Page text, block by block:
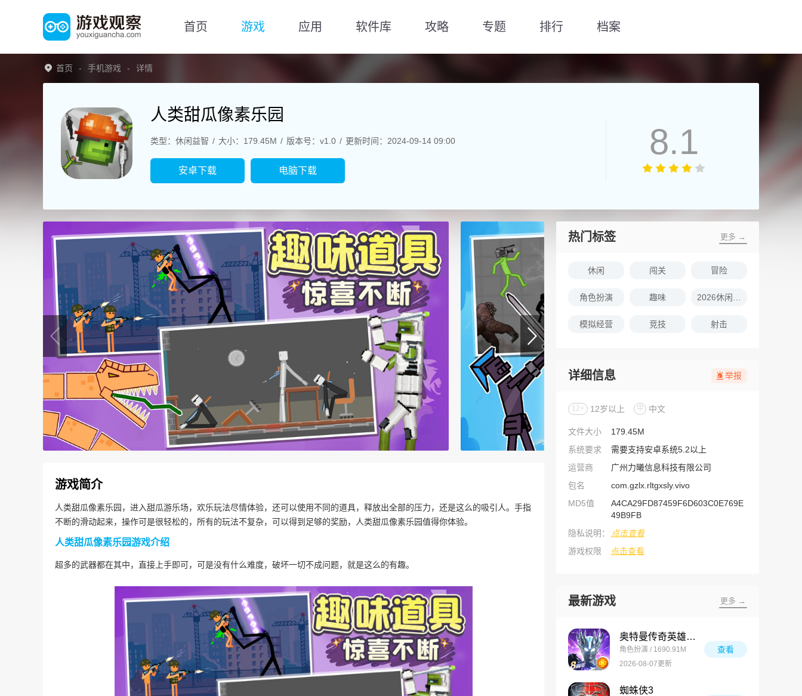
首页 游戏 应用 软件库 攻略 专题 排行 档案
首页 手机游戏 详情
人类甜瓜像素乐园
类型：休闲益智 大小：179.45M 版本号：v1.0 更新时间：2024-09-14 09:00
安卓下载 电脑下载
8.1
游戏简介
人类甜瓜像素乐园，进入甜瓜游乐场，欢乐玩法尽情体验，还可以使用不同的道具，释放出全部的压力，还是这么的吸引人。手指
不断的滑动起来，操作可是很轻松的，所有的玩法不复杂，可以得到足够的奖励，人类甜瓜像素乐园值得你体验。
人类甜瓜像素乐园游戏介绍
超多的武器都在其中，直接上手即可，可是没有什么难度，破坏一切不成问题，就是这么的有趣。
热门标签 更多 →
休闲 闯关 冒险
角色扮演 趣味
模拟经营 竞技 射击
详细信息 举报
12+ 12岁以上 中 中文
文件大小
179.45M
系统要求
需要支持安卓系统5.2以上
运营商
广州力曦信息科技有限公司
包名
com.gzlx.rltgxsly.vivo
MD5值
A4CA29FD87459F6D603C0E769E
49B9FB
隐私说明：
点击查看
游戏权限
点击查看
最新游戏 更多 →
奥特曼传奇英雄最新版
角色扮演 / 1690.91M
2026-08-07更新
查看
蜘蛛侠3